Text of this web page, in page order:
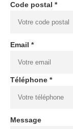
Code postal *
Email *
Téléphone *
Message